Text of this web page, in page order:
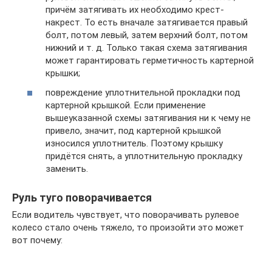
причём затягивать их необходимо крест-
накрест. То есть вначале затягивается правый
болт, потом левый, затем верхний болт, потом
нижний и т. д. Только такая схема затягивания
может гарантировать герметичность картерной
крышки;
повреждение уплотнительной прокладки под
картерной крышкой. Если применение
вышеуказанной схемы затягивания ни к чему не
привело, значит, под картерной крышкой
износился уплотнитель. Поэтому крышку
придётся снять, а уплотнительную прокладку
заменить.
Руль туго поворачивается
Если водитель чувствует, что поворачивать рулевое
колесо стало очень тяжело, то произойти это может
вот почему: